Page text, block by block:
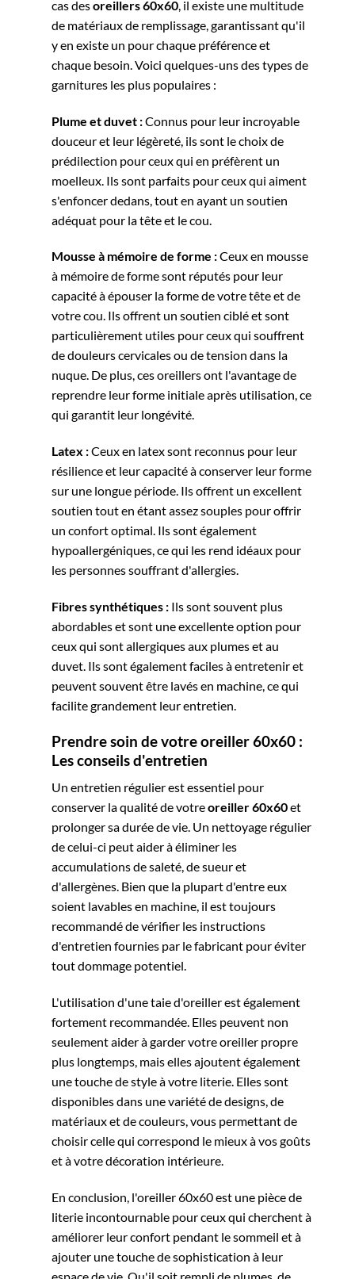
cas desoreillers 60x60 , il existe une multitude
de matériaux de remplissage, garantissant qu'il
y en existe un pour chaque préférence et
chaque besoin. Voici quelques-uns des types de
garnitures les plus populaires :
Plume et duvet :Connus pour leur incroyable
douceur et leur légèreté, ils sont le choix de
prédilection pour ceux qui en préfèrent un
moelleux. Ils sont parfaits pour ceux qui aiment
s'enfoncer dedans, tout en ayant un soutien
adéquat pour la tête et le cou.
Mousse à mémoire de forme :Ceux en mousse
à mémoire de forme sont réputés pour leur
capacité à épouser la forme de votre tête et de
votre cou. Ils offrent un soutien ciblé et sont
particulièrement utiles pour ceux qui souffrent
de douleurs cervicales ou de tension dans la
nuque. De plus, ces oreillers ont l'avantage de
reprendre leur forme initiale après utilisation, ce
qui garantit leur longévité.
Latex :Ceux en latex sont reconnus pour leur
résilience et leur capacité à conserver leur forme
sur une longue période. Ils offrent un excellent
soutien tout en étant assez souples pour offrir
un confort optimal. Ils sont également
hypoallergéniques, ce qui les rend idéaux pour
les personnes souffrant d'allergies.
Fibres synthétiques : Ils sont souvent plus
abordables et sont une excellente option pour
ceux qui sont allergiques aux plumes et au
duvet. Ils sont également faciles à entretenir et
peuvent souvent être lavés en machine, ce qui
facilite grandement leur entretien.
Prendre soin de votre oreiller 60x60 :
Les conseils d'entretien
Un entretien régulier est essentiel pour
conserver la qualité de votreoreiller 60x60et
prolonger sa durée de vie. Un nettoyage régulier
de celui-ci peut aider à éliminer les
accumulations de saleté, de sueur et
d'allergènes. Bien que la plupart d'entre eux
soient lavables en machine, il est toujours
recommandé de vérifier les instructions
d'entretien fournies par le fabricant pour éviter
tout dommage potentiel.
L'utilisation d'une taie d'oreiller est également
fortement recommandée. Elles peuvent non
seulement aider à garder votre oreiller propre
plus longtemps, mais elles ajoutent également
une touche de style à votre literie. Elles sont
disponibles dans une variété de designs, de
matériaux et de couleurs, vous permettant de
choisir celle qui correspond le mieux à vos goûts
et à votre décoration intérieure.
En conclusion, l'oreiller 60x60 est une pièce de
literie incontournable pour ceux qui cherchent à
améliorer leur confort pendant le sommeil et à
ajouter une touche de sophistication à leur